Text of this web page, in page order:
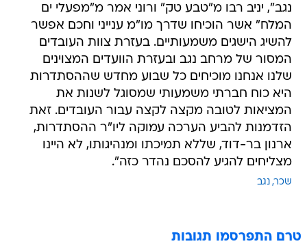
נגב", יניב רבו מ"טבע טק" ורוני אמר מ"מפעלי ים
המלח" אשר הוכיחו שדרך מו"מ ענייני וחכם אפשר
להשיג הישגים משמעותיים. בעזרת צוות העובדים
המסור של מרחב נגב ובעזרת הוועדים המצוינים
שלנו אנחנו מוכיחים כל שבוע מחדש שההסתדרות
היא כוח חברתי משמעותי שמסוגל לשנות את
המציאות לטובה מקצה לקצה עבור העובדים. זאת
הזדמנות להביע הערכה עמוקה ליו"ר ההסתדרות,
ארנון בר-דוד, שללא תמיכתו ומנהיגותו, לא היינו
מצליחים להגיע להסכם נהדר כזה".
שכר נגב
טרם התפרסמו תגובות